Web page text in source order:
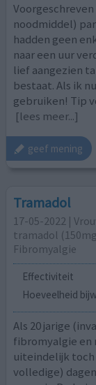
noodmiddel)
hadden geen
naar een uur
lief aangezien
bestaat. Als ik
gebruiken! Tip
[lees meer...]
geef mening
Tramadol
17-05-2022 |
tramadol
Fibromyalgie
Effectiviteit
Hoeveelheid
Als 20 jarige
fibromyalgie en
uiteindelijk toch
volledige)